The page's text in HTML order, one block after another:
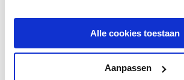
Alle cookies toestaan
Aanpassen
inwoners van het noorden. Jorn Alders van
tips om energiekosten te verlagen.
Lees op website